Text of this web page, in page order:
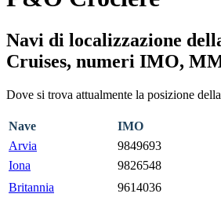
Navi di localizzazione
Cruises, numeri IMO,
Dove si trova attualmente la posizione
Nave IMO
Arvia
9849693
Iona
9826548
Britannia
9614036